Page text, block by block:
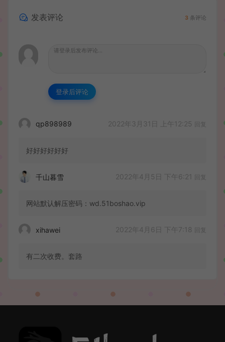
发表评论 3 条评论
登录后评论
qp898989 2022年3月31日 上午12:25
好好好好好好
千山暮雪 2022年4月5日 下午6:21 回复
网站默认解压密码：wd.51boshao.vip
xihawei 2022年4月6日 下午7:18 回复
有二次收费。套路